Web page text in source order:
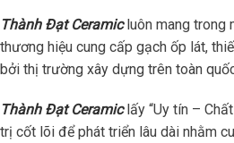
Thành Đạt Ceramicluôn mang trong
thương hiệu cung cấp gạch ốp lát,
bởi thị trường xây dựng trên toàn
Thành Đạt Ceramiclấy “Uy tín –
trị cốt lõi để phát triển lâu dài nhằm